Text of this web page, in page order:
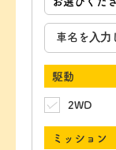
駆動
2WD
ミッション